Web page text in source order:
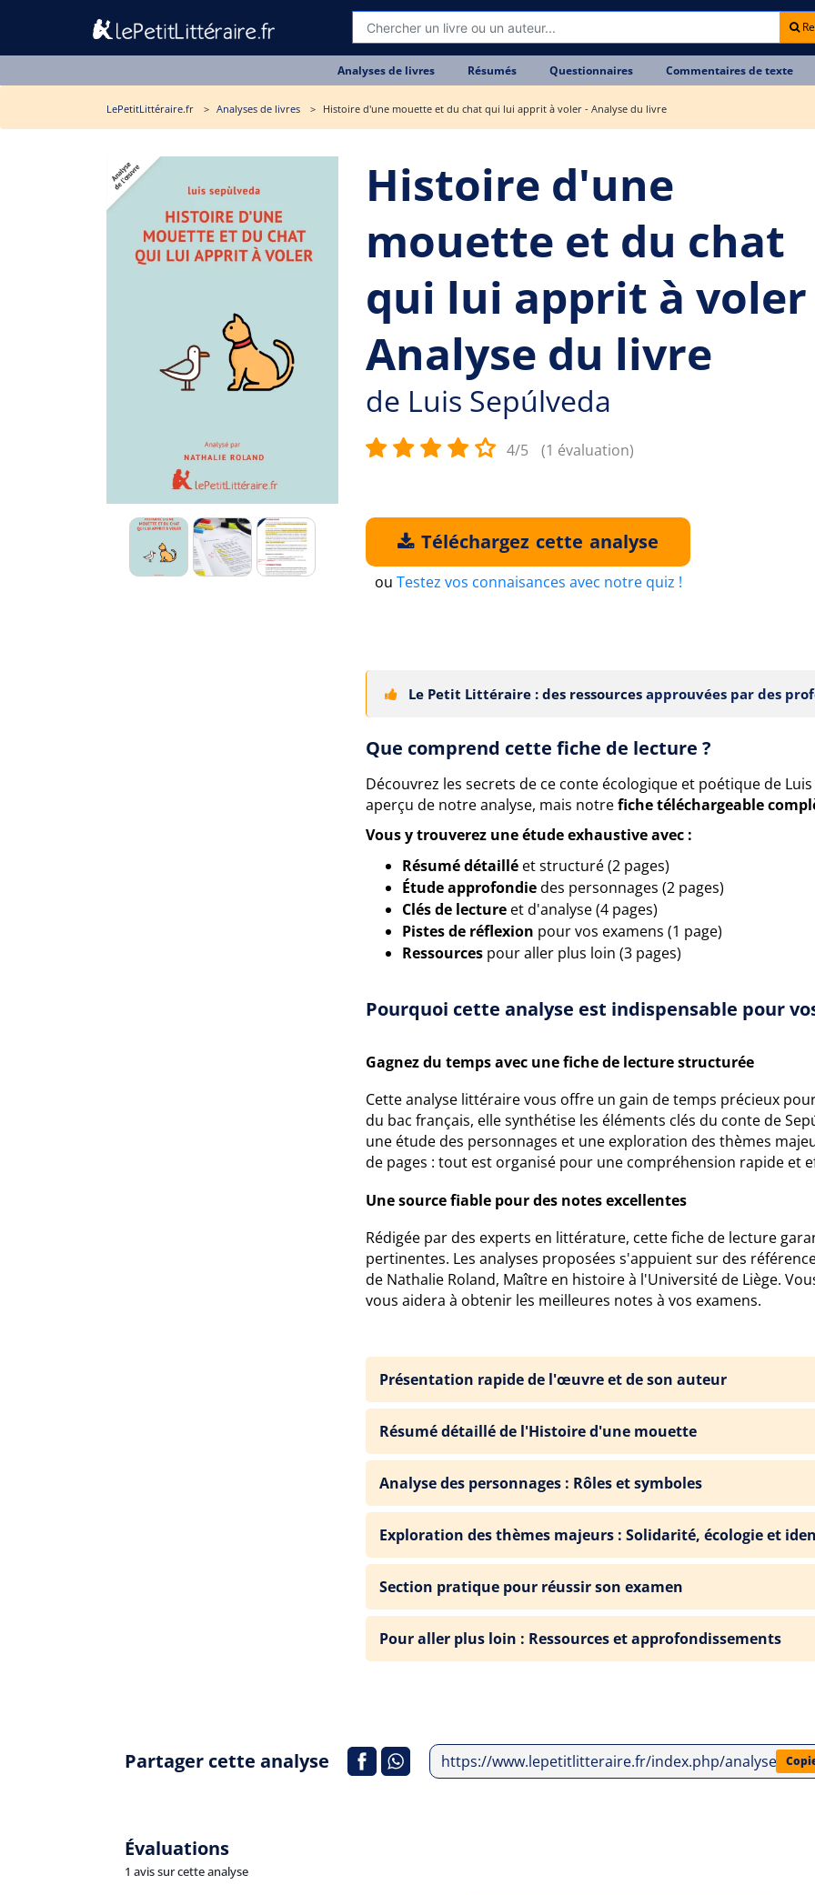
Analyses de livres Résumés Questionnaires Commentaires de texte
LePetitLittéraire.fr Analyses de livres Histoire d'une mouette et du chat qui lui apprit à voler - Analyse du livre
Histoire d'une
mouette et du chat
qui lui apprit à voler
Analyse du livre
de Luis Sepúlveda
4/5 (1 évaluation)
Téléchargez cette analyse
ou Testez vos connaisances avec notre quiz !
Le Petit Littéraire : des ressources approuvées par des
Que comprend cette fiche de lecture ?
Découvrez les secrets de ce conte écologique et poétique de
aperçu de notre analyse, mais notrefiche téléchargeable
Vous y trouverez une étude exhaustive avec :
Résumé détaillé et structuré (2 pages)
Étude approfondiedes personnages (2 pages)
Clés de lecture et d'analyse (4 pages)
Pistes de réflexion pour vos examens (1 page)
Ressources pour aller plus loin (3 pages)
Pourquoi cette analyse est indispensable pour
Gagnez du temps avec une fiche de lecture structurée
Cette analyse littéraire vous offre un gain de temps précieux
du bac français, elle synthétise les éléments clés du conte de
une étude des personnages et une exploration des thèmes
de pages : tout est organisé pour une compréhension rapide et
Une source fiable pour des notes excellentes
Rédigée par des experts en littérature, cette fiche de lecture
pertinentes. Les analyses proposées s'appuient sur des
de Nathalie Roland, Maître en histoire à l'Université de Liège.
vous aidera à obtenir les meilleures notes à vos examens.
Présentation rapide de l'œuvre et de son auteur
Résumé détaillé de l'Histoire d'une mouette
Analyse des personnages : Rôles et symboles
Exploration des thèmes majeurs : Solidarité, écologie et
Section pratique pour réussir son examen
Pour aller plus loin : Ressources et approfondissements
Partager cette analyse https://www.lepetitlitteraire.fr/index.php/analyses-
Évaluations
1 avis sur cette analyse